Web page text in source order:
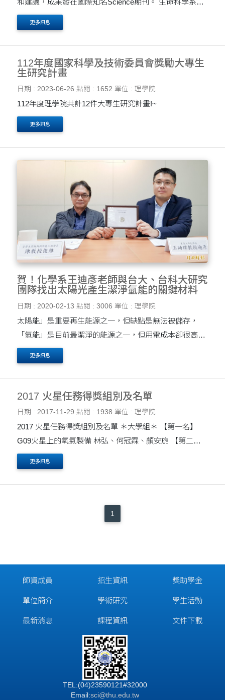
國彰副教授參與由澳洲詹姆士庫克大學海洋系
Simpfendorfer教授以及國際魚類研究學者所組成的研究團
隊，共同發....
更多訊息
112年度國家科學及技術委員會獎勵大專生
生研究計畫
日期 : 2023-06-26 點閱 : 1652 單位 : 理學院
112年度理學院共計12件大專生研究計畫!~
更多訊息
賀！化學系王迪彥老師與台大、台科大研究
團隊找出太陽光產生潔淨氫能的關鍵材料
日期 : 2020-02-13 點閱 : 3006 單位 : 理學院
太陽能」是重要再生能源之一，但缺點是無法被儲存，
「氫能」是目前最潔淨的能源之一，但用電成本卻很高。
科技部今天(12日)指出，由台大、台科大、東海大學組成
的跨校際團隊，發現超薄的原子層材料石墨烯，可幫助
太....
更多訊息
2017 火星任務得獎組別及名單
日期 : 2017-11-29 點閱 : 1938 單位 : 理學院
2017 火星任務得獎組別及名單 ＊大學組＊ 【第一名】
G09火星上的氧氣製備 林弘、何冠霖、顏安旎 【第二
名】G08利用燃料電池使火星車永續發電 梁珮欣、貝佳
妮、莊佳瀅 【第三名】G03就地取材製造氧氣 ....
更多訊息
1
師資成員
單位簡介
最新消息
招生資訊
學術研究
課程資訊
獎助學金
學生活動
文件下載
TEL:(04)23590121#32000
Email:sci@thu.edu.tw